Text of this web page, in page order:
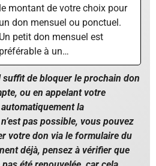
le montant de votre choix pour
un don mensuel ou ponctuel.
Un petit don mensuel est
préférable à un…
de bloquer le prochain don
ou en appelant votre
la
pas possible, vous pouvez
votre don via le formulaire du
déjà, pensez à vérifier que